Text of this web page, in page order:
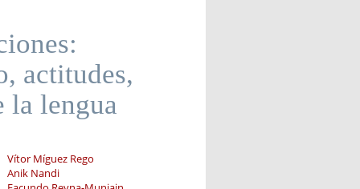
actitudes,
la lengua
Vítor Míguez Rego
Anik Nandi